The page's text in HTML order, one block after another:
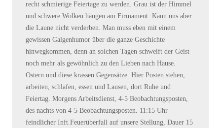
recht schmierige Feiertage zu werden. Grau ist der Himmel
und schwere Wolken hängen am Firmament. Kann uns aber
die Laune nicht verderben. Man muss eben mit einem
gewissen Galgenhumor über die ganze Geschichte
hinwegkommen, denn an solchen Tagen schweift der Geist
noch mehr als gewöhnlich zu den Lieben nach Hause.
Ostern und diese krassen Gegensätze. Hier Posten stehen,
arbeiten, schlafen, essen und Lausen, dort Ruhe und
Feiertag. Morgens Arbeitsdienst, 4-5 Beobachtungsposten,
des nachts von 4-5 Beobachtungsposten. 11:15 Uhr
feindlicher Inft.Feuerüberfall auf unsere Stellung, Dauer 15